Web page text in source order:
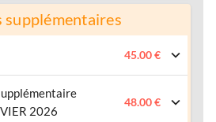
supplémentaires
45.00 €
2026
48.00 €